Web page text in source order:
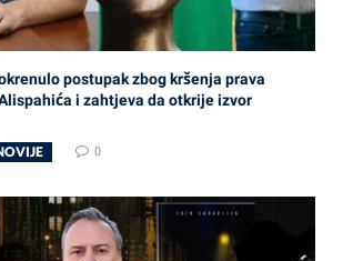
postupak zbog kršenja prava
i zahtjeva da otkrije izvor
0